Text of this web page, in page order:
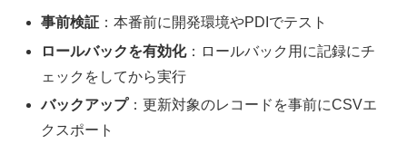
事前検証 ：本番前に開発環境やPDIでテスト
ロールバックを有効化：ロールバック用に記録にチ
ェックをしてから実行
バックアップ：更新対象のレコードを事前にCSVエ
クスポート